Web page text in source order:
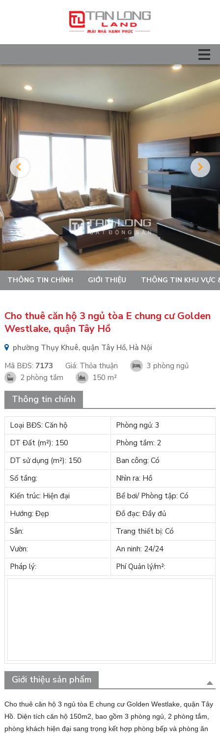
THÔNG TIN CHÍNH GIỚI THIỆU THÔNG TIN KHU VỰC
Cho thuê căn hộ 3 ngủ tòa E chung cư Golden
Westlake, quận Tây Hồ
phường Thụy Khuê, quận Tây Hồ, Hà Nội
Mã BĐS: 7173 Giá: Thỏa thuận
3 phòng ngủ
2 phòng tắm
150 m²
Thông tin chính
Loại BĐS: Căn hộ
Phòng ngủ: 3
DT Đất (m²): 150
Phòng tắm: 2
DT sử dụng (m²): 150
Ban công: Có
Số tầng:
Nhìn ra: Hồ
Kiến trúc: Hiện đại
Bể bơi/ Phòng tập: Có
Hướng: Đẹp
Đồ đạc: Đầy đủ
Sân:
Trang thiết bị: Có
Vườn:
An ninh: 24/24
Pháp lý:
Phí Quản lý/m²:
Giới thiệu sản phẩm
Cho thuê căn hộ 3 ngủ tòa E chung cư Golden Westlake, quận Tây
Hồ. Diện tích căn hộ 150m2, bao gồm 3 phòng ngủ, 2 phòng tắm,
phòng khách hiện đại sang trọng kết hợp phòng bếp và phòng ăn